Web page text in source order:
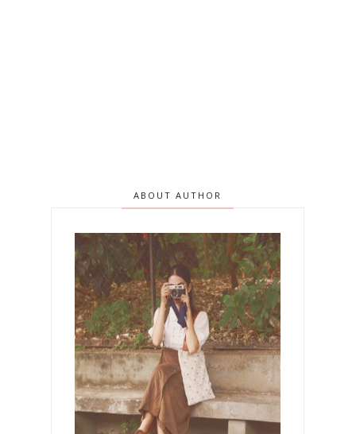
ABOUT AUTHOR